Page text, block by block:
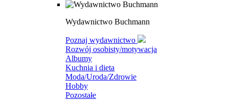
Wydawnictwo Buchmann
Poznaj wydawnictwo
Rozwój osobisty/motywacja
Albumy
Kuchnia i dieta
Moda/Uroda/Zdrowie
Hobby
Pozostałe